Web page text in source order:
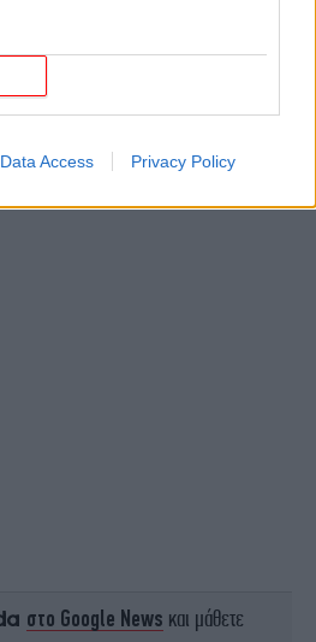
Data Access Privacy Policy
στο Google News και μάθετε